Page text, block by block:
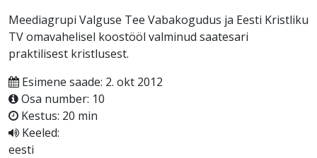
Meediagrupi Valguse Tee Vabakogudus ja Eesti Kristliku
TV omavahelisel koostööl valminud saatesari
praktilisest kristlusest.
Esimene saade: 2. okt 2012
Osa number: 10
Kestus: 20 min
Keeled:
eesti